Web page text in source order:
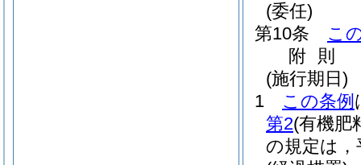
(委任)
第10条
こ
附 則
(施行期日)
1
この条例
第2(有機肥
の規定は